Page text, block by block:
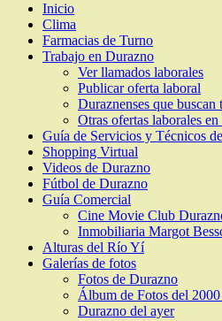
Inicio
Clima
Farmacias de Turno
Trabajo en Durazno
Ver llamados laborales
Publicar oferta laboral
Duraznenses que buscan
Otras ofertas laborales
Guía de Servicios y Técnicos
Shopping Virtual
Videos de Durazno
Fútbol de Durazno
Guía Comercial
Cine Movie Club
Inmobiliaria Margot
Alturas del Río Yí
Galerías de fotos
Fotos de Durazno
Álbum de Fotos del
Durazno del ayer